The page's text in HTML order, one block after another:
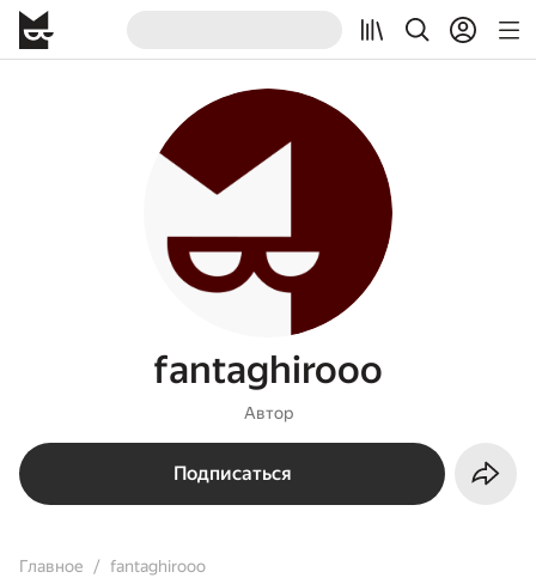
fantaghirooo
Автор
Подписаться
Главное fantaghirooo